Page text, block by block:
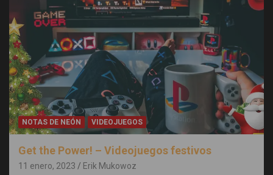
NOTAS DE NEÓN VIDEOJUEGOS
Get the Power! – Videojuegos festivos
11 enero, 2023 Erik Mukowoz